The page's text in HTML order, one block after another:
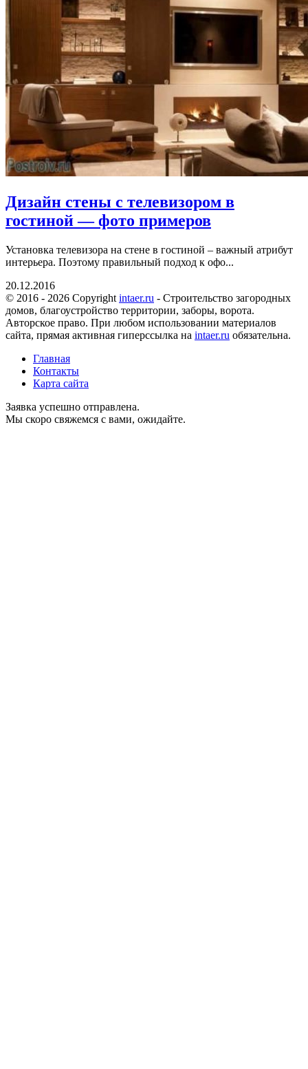
Дизайн стены с телевизором в
гостиной — фото примеров
Установка телевизора на стене в гостиной – важный атрибут
интерьера. Поэтому правильный подход к офо...
20.12.2016
© 2016 - 2026 Copyright intaer.ru - Cтроительство загородных
домов, благоустройство территории, заборы, ворота.
Авторское право. При любом использовании материалов
сайта, прямая активная гиперссылка на intaer.ru обязательна.
Главная
Контакты
Карта сайта
Заявка успешно отправлена.
Мы скоро свяжемся с вами, ожидайте.